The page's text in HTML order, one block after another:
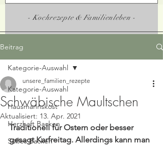
- Kochrezepte & Familienleben -
Beitrag
Kategorie-Auswahl
Hausmannskost
Herzhaft Backen
Süßes Backen
Kategorie-Auswahl
Schwäbische Maultschen
unsere_familien_rezepte
Aktualisiert: 13. Apr. 2021
Traditionell für Ostern oder besser
gesagt Karfreitag. Allerdings kann man